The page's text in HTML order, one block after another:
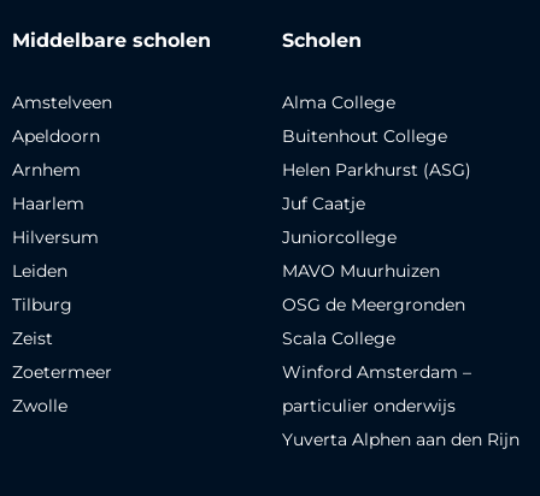
Middelbare scholen
Amstelveen
Apeldoorn
Arnhem
Haarlem
Hilversum
Leiden
Tilburg
Zeist
Zoetermeer
Zwolle
Scholen
Alma College
Buitenhout College
Helen Parkhurst (ASG)
Juf Caatje
Juniorcollege
MAVO Muurhuizen
OSG de Meergronden
Scala College
Winford Amsterdam –
particulier onderwijs
Yuverta Alphen aan den Rijn